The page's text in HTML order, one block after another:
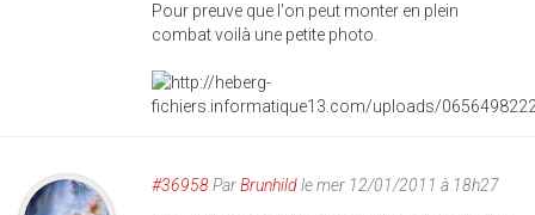
Pour preuve que l'on peut monter en plein
combat voilà une petite photo.
#36958ParBrunhildle mer 12/01/2011 à 18h27